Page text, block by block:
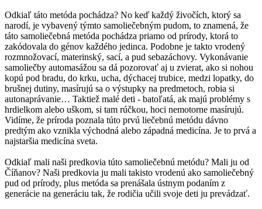
Odkiaľ táto metóda pochádza? No keď každý živočích, ktorý sa
narodí, je vybavený týmto samoliečebným pudom, to znamená, že
táto samoliečebná metóda pochádza priamo od prírody, ktorá to
zakódovala do génov každého jedinca. Podobne je takto vrodený
rozmnožovací, materinský, sací, a pud sebazáchovy. Vykonávanie
samoliečby automasážou sa dá pozorovať aj u zvierat, ako si nohou
kopú pod bradu, do krku, ucha, dýchacej trubice, medzi lopatky, do
brušnej dutiny, masírujú sa o výstupky na predmetoch, robia si
autonaprávanie… Taktiež malé deti - batoľatá, ak majú problémy s
hrdielkom alebo uškom, si tam rúčkou, hoci nemotorne masírujú.
Vidíme, že príroda poznala túto prvú liečebnú metódu dávno
predtým ako vznikla východná alebo západná medicína. Je to prvá a
najstaršia medicína sveta.
Odkiaľ mali naši predkovia túto samoliečebnú metódu? Mali ju od
Číňanov? Naši predkovia ju mali takisto vrodenú ako samoliečebný
pud od prírody, plus metóda sa prenášala ústnym podaním z
generácie na generáciu tak, že rodičia učili svoje deti ju prevádzať.